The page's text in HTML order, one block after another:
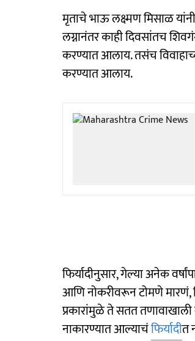
मृताचे भाऊ लक्ष्मण मिसाळ
लग्नानंतर काही दिवसांतच
करण्यात आलाय. तसंच
करण्यात आलाय.
फिर्यादीनुसार, गेल्या अनेक
आणि नोकरीवरून टोमणे
प्रकारांमुळे ते सतत
नाकारण्यात आल्याचंफिर्यादीत